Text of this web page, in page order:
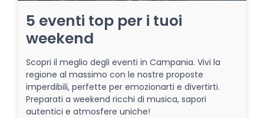
5 eventi top per i tuoi
weekend
Scopri il meglio degli eventi in Campania. Vivi la
regione al massimo con le nostre proposte
imperdibili, perfette per emozionarti e divertirti.
Preparati a weekend ricchi di musica, sapori
autentici e atmosfere uniche!